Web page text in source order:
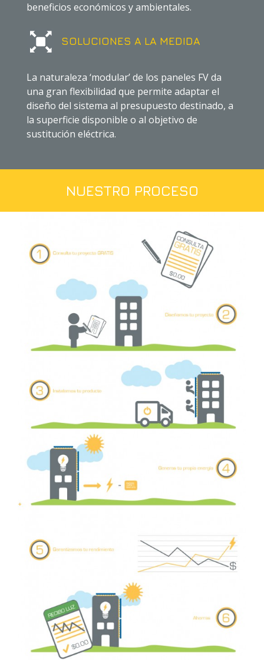
beneficios económicos y ambientales.
SOLUCIONES A LA MEDIDA
La naturaleza ‘modular’ de los paneles FV da
una gran flexibilidad que permite adaptar el
diseño del sistema al presupuesto destinado, a
la superficie disponible o al objetivo de
sustitución eléctrica.
NUESTRO PROCESO